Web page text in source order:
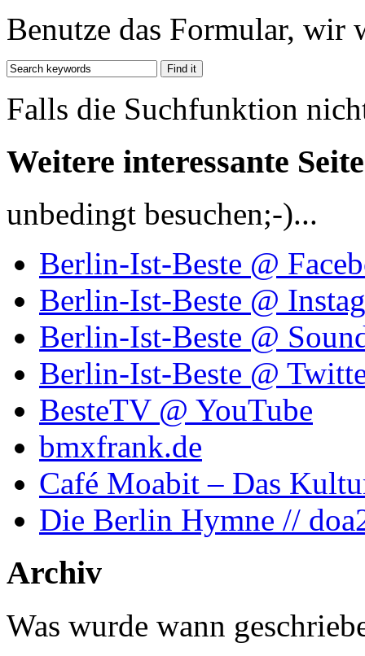
Benutze das Formular, wir
Falls die Suchfunktion
Weitere interessante
unbedingt besuchen;-)...
Berlin-Ist-Beste @
Berlin-Ist-Beste @
Berlin-Ist-Beste @
Berlin-Ist-Beste @
BesteTV @ YouTube
bmxfrank.de
Café Moabit – Das
Die Berlin Hymne //
Archiv
Was wurde wann